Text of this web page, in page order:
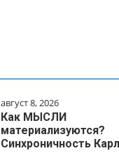
август 8, 2026
Как МЫСЛИ
материализуются?
Синхроничность